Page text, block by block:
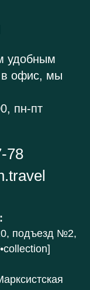
удобным
в офис, мы
пн-пт
78
:
, подъезд №2,